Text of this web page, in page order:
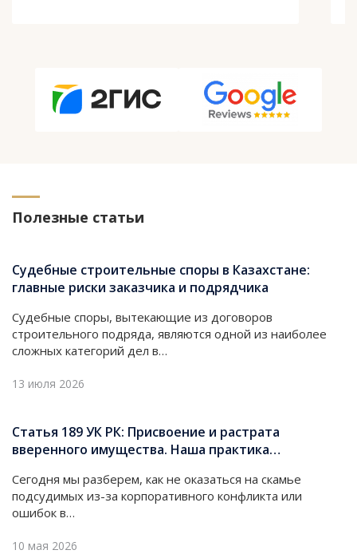
Полезные статьи
Судебные строительные споры в Казахстане:
главные риски заказчика и подрядчика
Судебные споры, вытекающие из договоров
строительного подряда, являются одной из наиболее
сложных категорий дел в…
13 июля 2026
Статья 189 УК РК: Присвоение и растрата
вверенного имущества. Наша практика…
Сегодня мы разберем, как не оказаться на скамье
подсудимых из-за корпоративного конфликта или
ошибок в…
10 мая 2026